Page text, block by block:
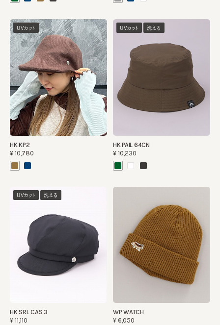
UVカット
HK KP2
¥10,780
UVカット 洗える
HK PAIL 64CN
¥10,230
UVカット 洗える
HK SRL CAS 3
¥11,110
WP WATCH
¥6,050